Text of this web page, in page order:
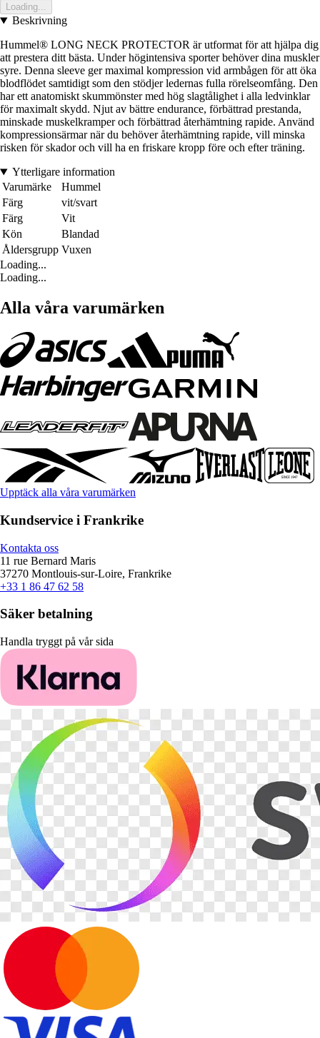
Loading...
Beskrivning
Hummel® LONG NECK PROTECTOR är utformat för att hjälpa dig
att prestera ditt bästa. Under högintensiva sporter behöver dina muskler
syre. Denna sleeve ger maximal kompression vid armbågen för att öka
blodflödet samtidigt som den stödjer ledernas fulla rörelseomfång. Den
har ett anatomiskt skummönster med hög slagtålighet i alla ledvinklar
för maximalt skydd. Njut av bättre endurance, förbättrad prestanda,
minskade muskelkramper och förbättrad återhämtning rapide. Använd
kompressionsärmar när du behöver återhämtning rapide, vill minska
risken för skador och vill ha en friskare kropp före och efter träning.
Ytterligare information
Varumärke
Hummel
Färg
vit/svart
Färg
Vit
Kön
Blandad
Åldersgrupp Vuxen
Loading...
Loading...
Alla våra varumärken
Upptäck alla våra varumärken
Kundservice i Frankrike
Kontakta oss
11 rue Bernard Maris
37270 Montlouis-sur-Loire, Frankrike
+33 1 86 47 62 58
Säker betalning
Handla tryggt på vår sida